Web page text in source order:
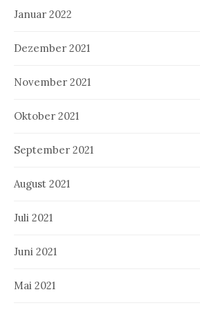
Januar 2022
Dezember 2021
November 2021
Oktober 2021
September 2021
August 2021
Juli 2021
Juni 2021
Mai 2021